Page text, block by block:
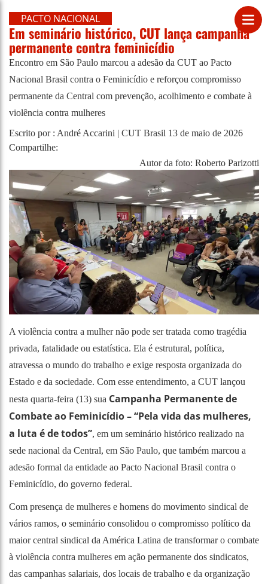
PACTO NACIONAL
Em seminário histórico, CUT lança campanha
permanente contra feminicídio
Encontro em São Paulo marcou a adesão da CUT ao Pacto
Nacional Brasil contra o Feminicídio e reforçou compromisso
permanente da Central com prevenção, acolhimento e combate à
violência contra mulheres
Escrito por : André Accarini | CUT Brasil 13 de maio de 2026
Compartilhe:
Autor da foto: Roberto Parizotti
A violência contra a mulher não pode ser tratada como tragédia
privada, fatalidade ou estatística. Ela é estrutural, política,
atravessa o mundo do trabalho e exige resposta organizada do
Estado e da sociedade. Com esse entendimento, a CUT lançou
nesta quarta-feira (13) sua Campanha Permanente de
Combate ao Feminicídio – “Pela vida das mulheres,
a luta é de todos”, em um seminário histórico realizado na
sede nacional da Central, em São Paulo, que também marcou a
adesão formal da entidade ao Pacto Nacional Brasil contra o
Feminicídio, do governo federal.
Com presença de mulheres e homens do movimento sindical de
vários ramos, o seminário consolidou o compromisso político da
maior central sindical da América Latina de transformar o combate
à violência contra mulheres em ação permanente dos sindicatos,
das campanhas salariais, dos locais de trabalho e da organização